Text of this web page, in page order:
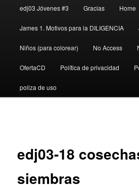
edj03 Jóvenes #3 Gracias Home
James 1. Motivos para la DILIGENCIA
Niños (para colorear) No Access
OfertaCD Política de privacidad
poliza de uso
edj03-18
siembras